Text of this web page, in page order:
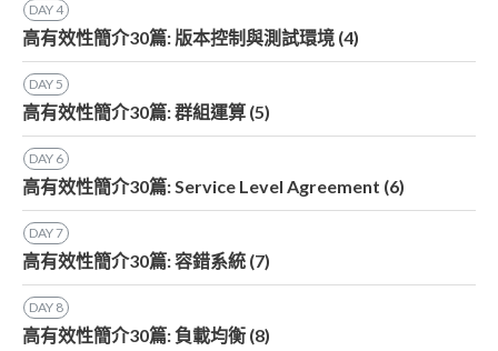
DAY4
高有效性簡介30篇: 版本控制與測試環境 (4)
DAY5
高有效性簡介30篇: 群組運算 (5)
DAY 6
高有效性簡介30篇: Service Level Agreement (6)
DAY7
高有效性簡介30篇: 容錯系統 (7)
DAY 8
高有效性簡介30篇: 負載均衡 (8)